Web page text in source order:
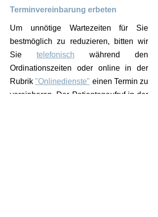
Terminvereinbarung erbeten
Um unnötige Wartezeiten für Sie
bestmöglich zu reduzieren, bitten wir
Sie telefonisch während den
Ordinationszeiten oder online in der
Rubrik"Onlinedienste" einen Termin zu
vereinbaren. Der Patientenaufruf in der